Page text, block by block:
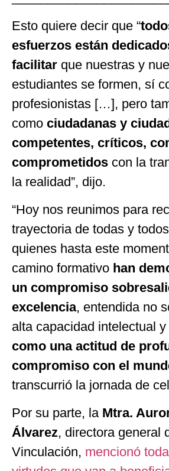
Esto quiere decir que “
esfuerzos están
facilitar que nuestras y
estudiantes se formen, sí
profesionistas […], pero
como ciudadanas y
competentes, críticos,
comprometidos con la
la realidad”, dijo.
“Hoy nos reunimos para
trayectoria de todas y
quienes hasta este
camino formativo han
un compromiso
excelencia, entendida no
alta capacidad intelectual y
como una actitud de
compromiso con el
transcurrió la jornada de
Por su parte, la Mtra.
Álvarez, directora general
Vinculación, mencionó